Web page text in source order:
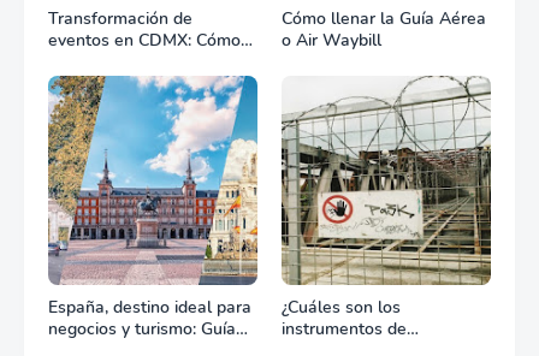
Transformación de
eventos en CDMX: Cómo
equipos define el éxito de
tu celebración
Cómo llenar la Guía Aérea
o Air Waybill
España, destino ideal para
negocios y turismo: Guía
¿Cuáles son los
instrumentos de